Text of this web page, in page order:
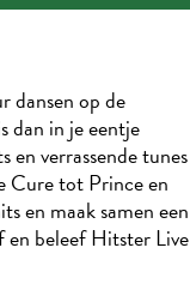
dansen op de
dan in je eentje
verrassende tunes
Cure tot Prince en
en maak samen een
beleef Hitster Live